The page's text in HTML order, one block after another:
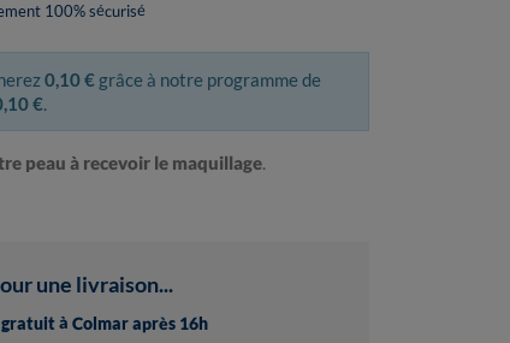
100% sécurisé
0,10 € grâce à notre programme de
€.
peau à recevoir le maquillage.
une livraison...
à Colmar après 16h